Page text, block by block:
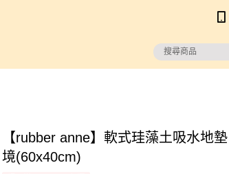
【rubber anne】軟式珪藻土吸水地
境(60x40cm)